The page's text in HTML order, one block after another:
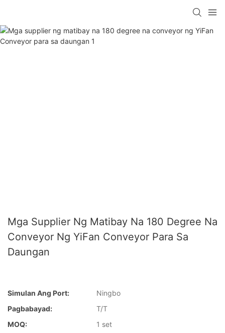
Mga Supplier Ng Matibay Na 180 Degree Na
Conveyor Ng YiFan Conveyor Para Sa
Daungan
Simulan Ang Port:
Ningbo
Pagbabayad:
T/T
MOQ:
1 set